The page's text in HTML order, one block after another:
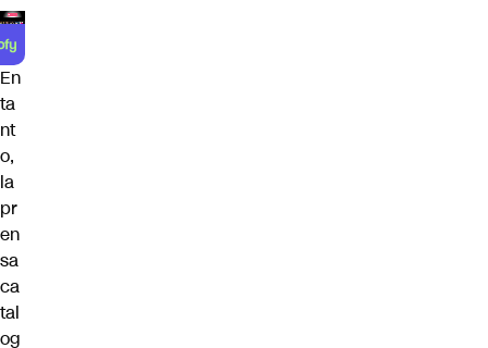
En
ta
nt
o,
la
pr
en
sa
ca
tal
og